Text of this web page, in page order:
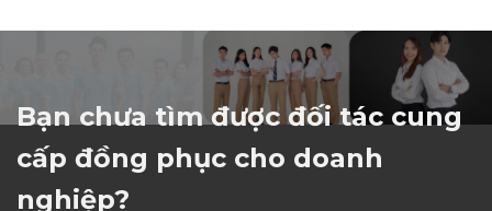
Bạn chưa tìm được đối tác cung
cấp đồng phục cho doanh
nghiệp?